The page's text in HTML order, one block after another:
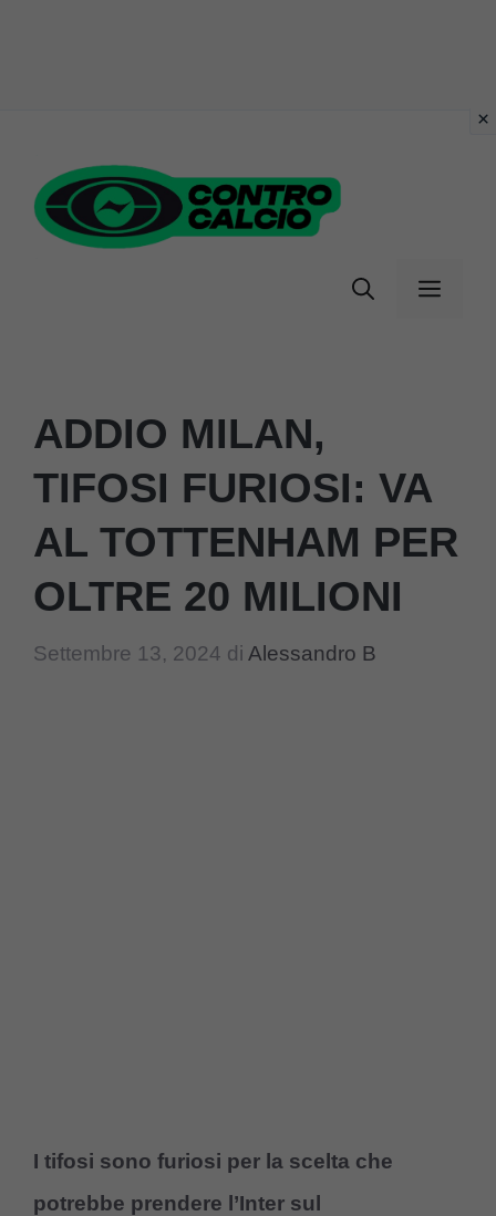
contenuto
Menu
ADDIO MILAN,
TIFOSI FURIOSI: VA
AL TOTTENHAM PER
OLTRE 20 MILIONI
Settembre 13, 2024 di Alessandro B
I tifosi sono furiosi per la scelta che
potrebbe prendere l’Inter sul